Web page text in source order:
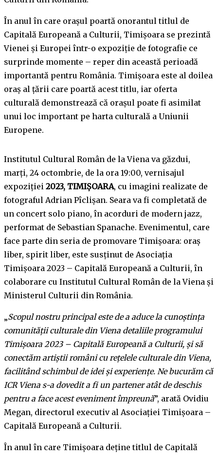
În anul în care orașul poartă onorantul titlul de
Capitală Europeană a Culturii, Timișoara se prezintă
Vienei și Europei într-o expoziție de fotografie ce
surprinde momente – reper din această perioadă
importantă pentru România. Timișoara este al doilea
oraș al țării care poartă acest titlu, iar oferta
culturală demonstrează că orașul poate fi asimilat
unui loc important pe harta culturală a Uniunii
Europene.
Institutul Cultural Român de la Viena va găzdui,
marți, 24 octombrie, de la ora 19:00, vernisajul
expoziției 2023, TIMIȘOARA, cu imagini realizate de
fotograful Adrian Pîclișan. Seara va fi completată de
un concert solo piano, în acorduri de modern jazz,
performat de Sebastian Spanache. Evenimentul, care
face parte din seria de promovare Timișoara: oraș
liber, spirit liber, este susținut de Asociația
Timișoara 2023 – Capitală Europeană a Culturii, în
colaborare cu Institutul Cultural Român de la Viena și
Ministerul Culturii din România.
„Scopul nostru principal este de a aduce la cunoștința
comunității culturale din Viena detaliile programului
Timișoara 2023 – Capitală Europeană a Culturii, și să
conectăm artiștii români cu rețelele culturale din Viena,
facilitând schimbul de idei și experiențe. Ne bucurăm că
ICR Viena s-a dovedit a fi un partener atât de deschis
pentru a face acest eveniment împreună”, arată Ovidiu
Megan, directorul executiv al Asociației Timișoara –
Capitală Europeană a Culturii.
În anul în care Timișoara deține titlul de Capitală